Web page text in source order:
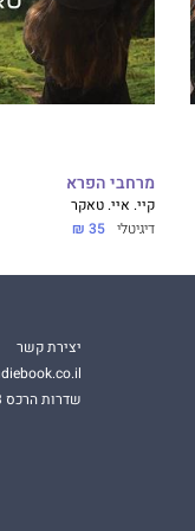
מרחבי הפרא
קיי. איי. טאקר
דיגיטלי 35 ₪
יצירת קשר
שדרות הרכס 13, מודיעין